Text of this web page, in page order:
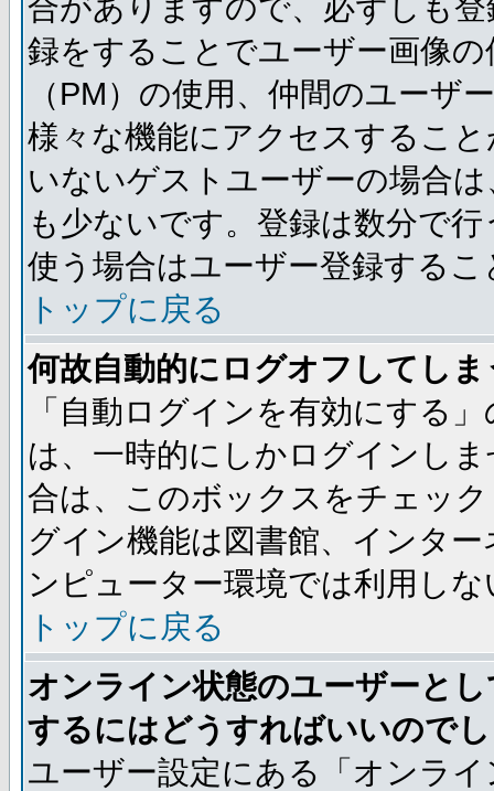
合がありますので、必ずしも
録をすることでユーザー画像
（PM）の使用、仲間のユーザ
様々な機能にアクセスするこ
いないゲストユーザーの場合
も少ないです。登録は数分で
使う場合はユーザー登録する
トップに戻る
何故自動的にログオフしてし
「自動ログインを有効にする
は、一時的にしかログインし
合は、このボックスをチェッ
グイン機能は図書館、インタ
ンピューター環境では利用し
トップに戻る
オンライン状態のユーザーと
するにはどうすればいいので
ユーザー設定にある「オンラ